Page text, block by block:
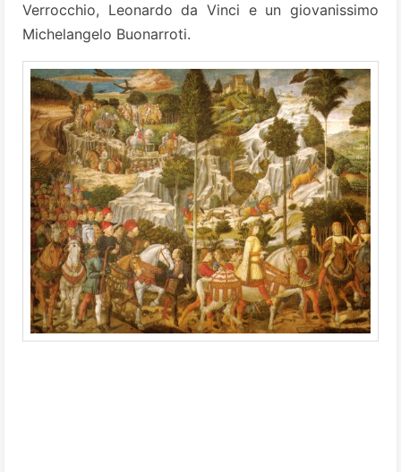
Verrocchio, Leo­nardo da Vinci e un giovanissimo
Miche­langelo Buonarroti.